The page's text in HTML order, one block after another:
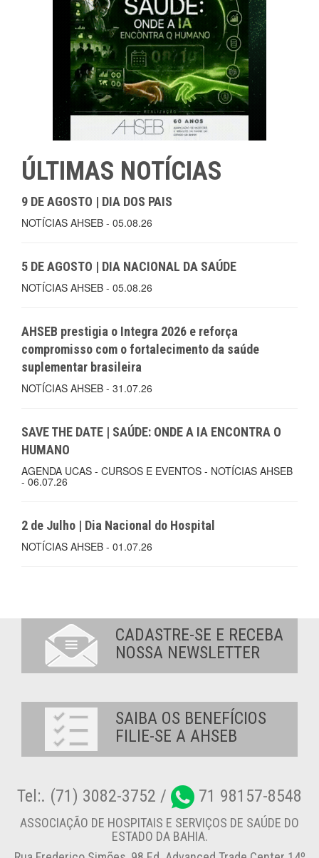
ÚLTIMAS NOTÍCIAS
9 DE AGOSTO | DIA DOS PAIS
NOTÍCIAS AHSEB - 05.08.26
5 DE AGOSTO | DIA NACIONAL DA SAÚDE
NOTÍCIAS AHSEB - 05.08.26
AHSEB prestigia o Integra 2026 e reforça
compromisso com o fortalecimento da saúde
suplementar brasileira
NOTÍCIAS AHSEB - 31.07.26
SAVE THE DATE | SAÚDE: ONDE A IA ENCONTRA O
HUMANO
AGENDA UCAS - CURSOS E EVENTOS - NOTÍCIAS AHSEB
- 06.07.26
2 de Julho | Dia Nacional do Hospital
NOTÍCIAS AHSEB - 01.07.26
CADASTRE-SE E RECEBA
NOSSA NEWSLETTER
SAIBA OS BENEFÍCIOS
FILIE-SE A AHSEB
Tel:. (71) 3082-3752 / 71 98157-8548
ASSOCIAÇÃO DE HOSPITAIS E SERVIÇOS DE SAÚDE DO
ESTADO DA BAHIA.